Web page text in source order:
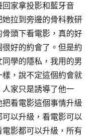
家拿投影和藍牙音
拉到旁邊的骨科教研
頭下看電影，真的好
好的約會了。但是約
學的隱私，我用的男
，說不定這個約會就
家只是誘導了他一
看電影這個事情升級
以升級，看電影可以
影都可以升級，所有